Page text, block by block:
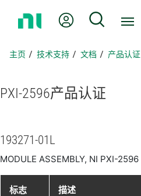
页
我的账户 搜索
主页 技术支持 文档 产品认证
PXI-2596产品认证
193271-01L
MODULE ASSEMBLY, NI PXI-2596
标志 描述